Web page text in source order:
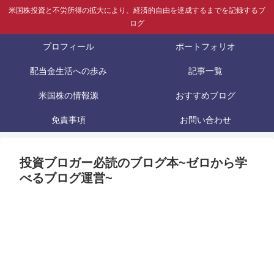
米国株投資と不労所得の拡大により、経済的自由を達成するまでを記録するブ
ログ
プロフィール ポートフォリオ
配当金生活への歩み 記事一覧
米国株の情報源 おすすめブログ
免責事項 お問い合わせ
投資ブロガー必読のブログ本~ゼロから学
べるブログ運営~